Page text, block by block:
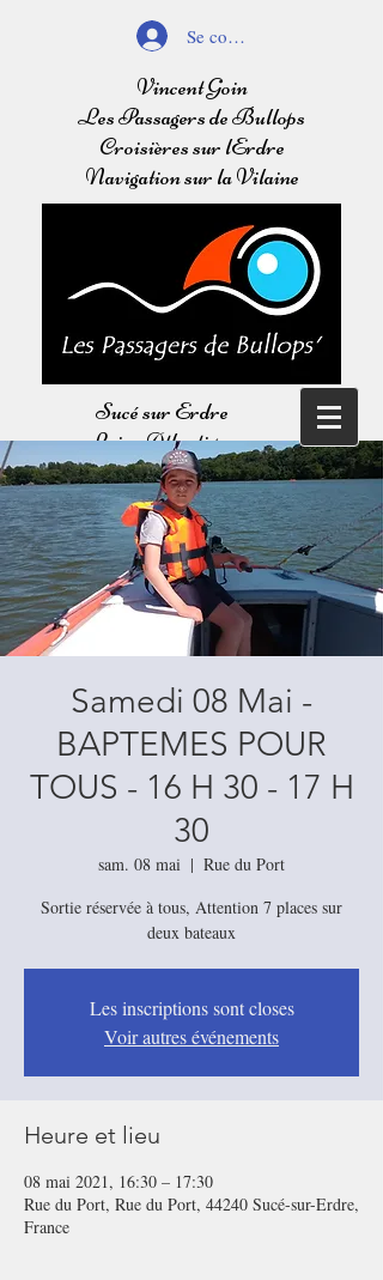
Se connecter
Vincent Goin
Les Passagers de Bullops
Croisières sur lErdre
Navigation sur la Vilaine
Sucé sur Erdre
Loire Atlantique
Balades sur l'Erdre
Navigation sur la Vilaine
Samedi 08 Mai -
BAPTEMES POUR
TOUS - 16 H 30 - 17 H
30
sam. 08 mai
  |
Rue du Port
Sortie réservée à tous, Attention 7 places sur
deux bateaux
Les inscriptions sont closes
Voir autres événements
Heure et lieu
08 mai 2021, 16:30 – 17:30
Rue du Port, Rue du Port, 44240 Sucé-sur-Erdre,
France